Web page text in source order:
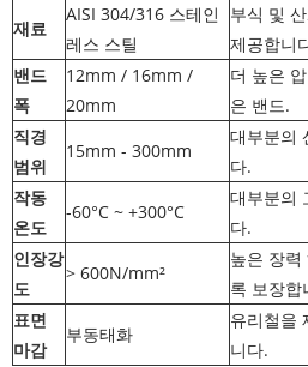
재료
AISI 304/316 스테인
레스 스틸
부식 및
제공합니
밴드
폭
12mm / 16mm /
20mm
더 높은
은 밴드.
직경
범위
15mm - 300mm
대부분의
다.
작동
온도
-60°C ~ +300°C
대부분의
다.
인장강
도
> 600N/mm²
높은 장력
록 보장합
표면
마감
부동태화
유리철을
니다.